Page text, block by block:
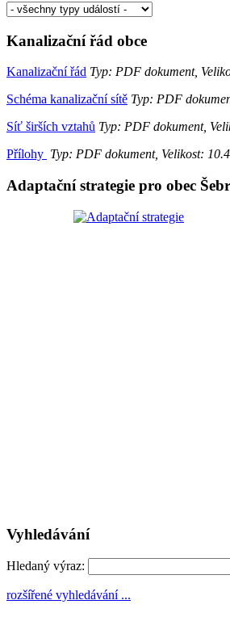
Kanalizační řád obce
Kanalizační řád Typ: PDF dokument,
Schéma kanalizační sítě Typ: PDF
Síť širších vztahů Typ: PDF dokument,
Přílohy Typ: PDF dokument, Velikost:
Adaptační strategie pro obec
Vyhledávání
Hledaný výraz:
rozšířené vyhledávání ...